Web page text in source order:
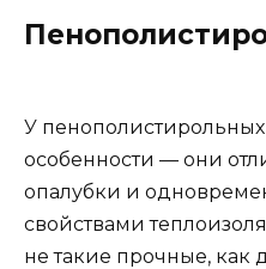
У пенополистирольных
особенности — они
опалубки и
свойствами
не такие прочные, как